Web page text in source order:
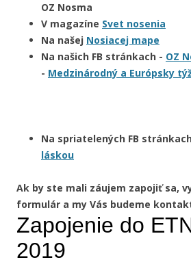
OZ Nosma
V magazíne Svet nosenia
Na našej Nosiacej mape
Na našich FB stránkach - OZ
- Medzinárodný a Európsky
Na spriatelených FB
láskou
Ak by ste mali záujem zapojiť sa,
formulár a my Vás budeme